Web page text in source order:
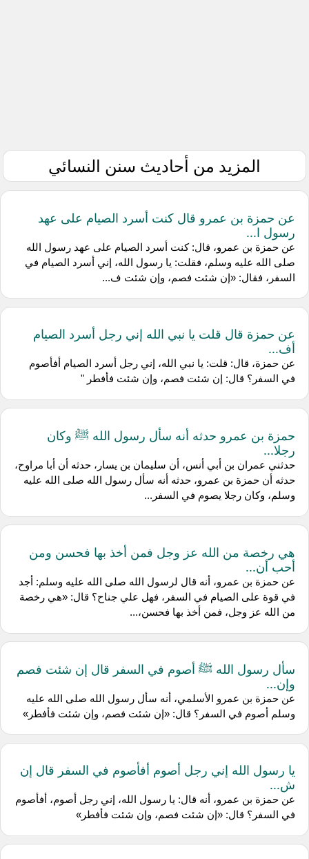
المزيد من أحاديث سنن النسائي
عن حمزة بن عمرو قال كنت أسرد الصيام على عهد
رسول ا...
عن حمزة بن عمرو، قال: كنت أسرد الصيام على عهد رسول الله
صلى الله عليه وسلم، فقلت: يا رسول الله، إني أسرد الصيام في
السفر، فقال: «إن شئت فصم، وإن شئت ف...
عن حمزة قال قلت يا نبي الله إني رجل أسرد الصيام
أف...
عن حمزة، قال: قلت: يا نبي الله، إني رجل أسرد الصيام أفأصوم
في السفر؟ قال: إن شئت فصم، وإن شئت فأفطر "
حمزة بن عمرو حدثه أنه سأل رسول الله ﷺ وكان
رجلا...
حدثني عمران بن أبي أنس، أن سليمان بن يسار، حدثه أن أبا مراوح،
حدثه أن حمزة بن عمرو، حدثه أنه سأل رسول الله صلى الله عليه
وسلم، وكان رجلا يصوم في السفر...
هي رخصة من الله عز وجل فمن أخذ بها فحسن ومن
أحب أن...
عن حمزة بن عمرو، أنه قال لرسول الله صلى الله عليه وسلم: أجد
في قوة على الصيام في السفر، فهل علي جناح؟ قال: «هي رخصة
من الله عز وجل، فمن أخذ بها فحسن،...
سأل رسول الله ﷺ أصوم في السفر قال إن شئت فصم
وإن...
عن حمزة بن عمرو الأسلمي، أنه سأل رسول الله صلى الله عليه
وسلم أصوم في السفر؟ قال: «إن شئت فصم، وإن شئت فأفطر»
يا رسول الله إني رجل أصوم أفأصوم في السفر قال إن
ش...
عن حمزة بن عمرو، أنه قال: يا رسول الله، إني رجل أصوم، أفأصوم
في السفر؟ قال: «إن شئت فصم، وإن شئت فأفطر»